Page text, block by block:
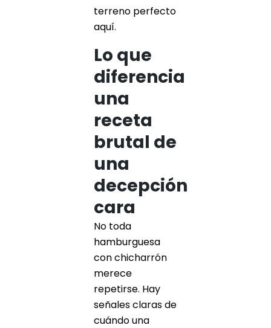
terreno perfecto
aquí.
Lo que
diferencia
una
receta
brutal de
una
decepción
cara
No toda
hamburguesa
con chicharrón
merece
repetirse. Hay
señales claras de
cuándo una